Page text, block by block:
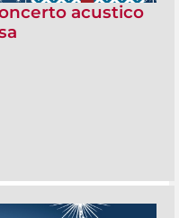
acustico